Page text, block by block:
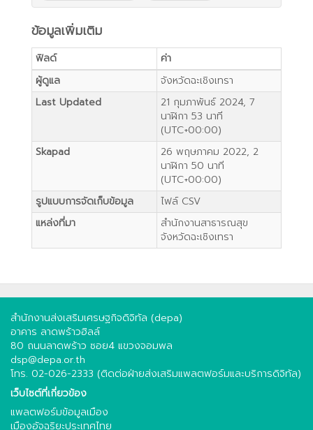
ข้อมูลเพิ่มเติม
ฟิลด์
ค่า
ผู้ดูแล
จังหวัดฉะเชิงเทรา
Last Updated
21 กุมภาพันธ์ 2024, 7
นาฬิกา 53 นาที
(UTC+00:00)
Skapad
26 พฤษภาคม 2022, 2
นาฬิกา 50 นาที
(UTC+00:00)
รูปแบบการจัดเก็บข้อมูล
ไฟล์ CSV
แหล่งที่มา
สำนักงานสาธารณสุข
จังหวัดฉะเชิงเทรา
สำนักงานส่งเสริมเศรษฐกิจดิจิทัล (depa)
อาคาร ลาดพร้าวฮิลล์
80 ถนนลาดพร้าว ซอย4 แขวงจอมพล
dsp@depa.or.th
โทร. 02-026-2333 (ติดต่อฝ่ายส่งเสริมแพลตฟอร์มและบริการดิจิทัล)
เว็บไซต์ที่เกี่ยวข้อง
แพลตฟอร์มข้อมูลเมือง
เมืองอัจฉริยะประเทศไทย